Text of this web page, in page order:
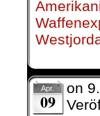
Apr.
09
on